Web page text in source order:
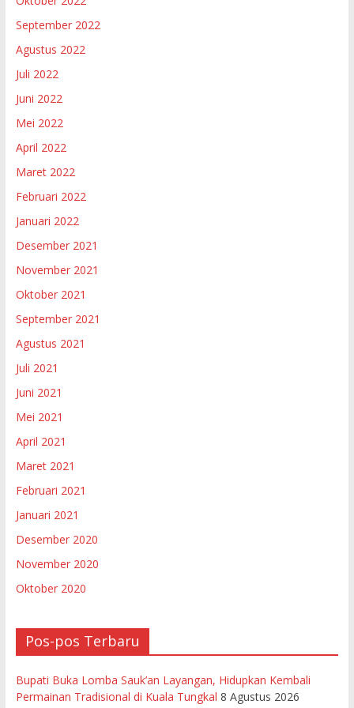
September 2022
Agustus 2022
Juli 2022
Juni 2022
Mei 2022
April 2022
Maret 2022
Februari 2022
Januari 2022
Desember 2021
November 2021
Oktober 2021
September 2021
Agustus 2021
Juli 2021
Juni 2021
Mei 2021
April 2021
Maret 2021
Februari 2021
Januari 2021
Desember 2020
November 2020
Oktober 2020
Pos-pos Terbaru
Bupati Buka Lomba Sauk’an Layangan, Hidupkan Kembali
Permainan Tradisional di Kuala Tungkal 8 Agustus 2026